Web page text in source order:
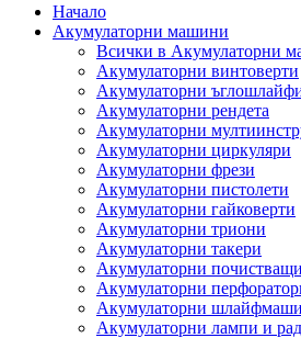
Начало
Акумулаторни машини
Всички в Акумулаторни
Акумулаторни винтоверти
Акумулаторни
Акумулаторни рендета
Акумулаторни
Акумулаторни циркуляри
Акумулаторни фрези
Акумулаторни пистолети
Акумулаторни гайковерти
Акумулаторни триони
Акумулаторни такери
Акумулаторни
Акумулаторни
Акумулаторни
Акумулаторни лампи и